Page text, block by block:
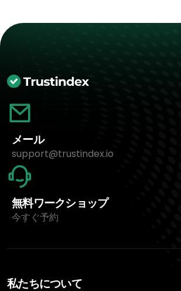
メール
support@trustindex.io
無料ワークショップ
今すぐ予約
私たちについて